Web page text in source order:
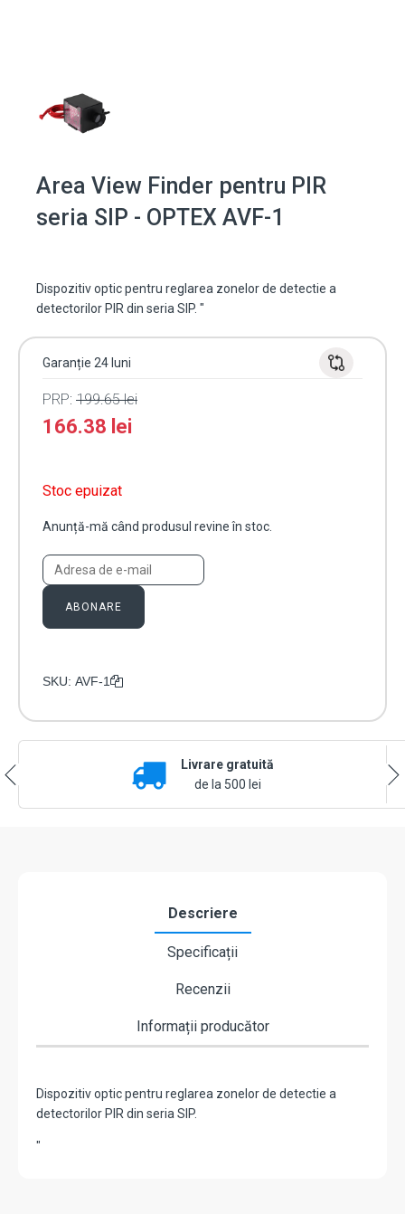
Area View Finder pentru PIR
seria SIP - OPTEX AVF-1
Dispozitiv optic pentru reglarea zonelor de detectie a
detectorilor PIR din seria SIP. "
Garanție 24 luni
PRP: 199.65lei
166.38 lei
Stoc epuizat
Anunță-mă când produsul revine în stoc.
ABONARE
SKU: AVF-1
Livrare gratuită
de la 500 lei
Descriere
Specificații
Recenzii
Informații producător
Dispozitiv optic pentru reglarea zonelor de detectie a
detectorilor PIR din seria SIP.
"